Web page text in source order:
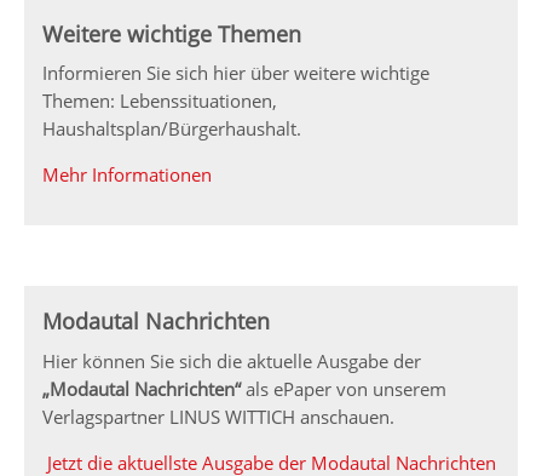
Weitere wichtige Themen
Informieren Sie sich hier über weitere wichtige
Themen: Lebenssituationen,
Haushaltsplan/Bürgerhaushalt.
Mehr Informationen
Modautal Nachrichten
Hier können Sie sich die aktuelle Ausgabe der
„Modautal Nachrichten“als ePaper von unserem
Verlagspartner LINUS WITTICH anschauen.
Jetzt die aktuellste Ausgabe der Modautal Nachrichten